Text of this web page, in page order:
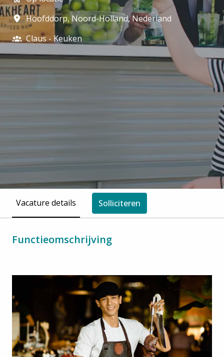
Hoofddorp,Noord-Holland,Nederland
Claus - Keuken
Vacature details Solliciteren
Functieomschrijving